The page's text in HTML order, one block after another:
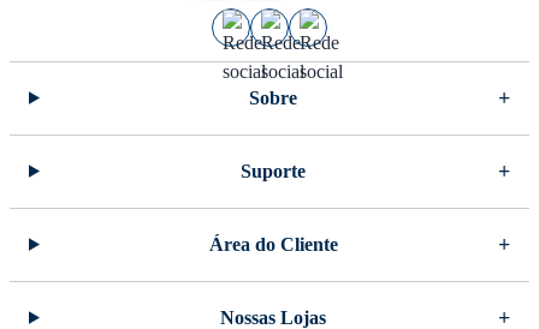
Sobre
Suporte
Área do Cliente
Nossas Lojas